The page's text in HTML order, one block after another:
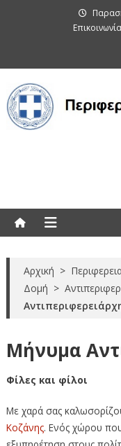
Επικοινωνία
Αρχική >
Δομή >
Μήνυμα
Φίλες και φίλοι
Με χαρά σας
Κοζάνης. Ενός χώρου